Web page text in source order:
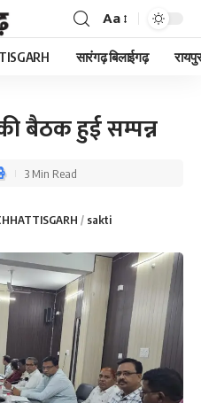
Aa
सारंगढ़ बिलाईगढ़
बैठक हुई सम्पन्न
sakti
3 Min Read